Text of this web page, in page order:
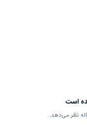
است
نظر می‌دهد.